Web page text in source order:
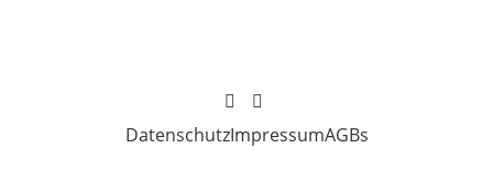
DatenschutzImpressumAGBs